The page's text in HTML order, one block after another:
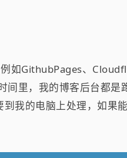
如GithubPages、
里，我的博客后台都是
我的电脑上处理，如果